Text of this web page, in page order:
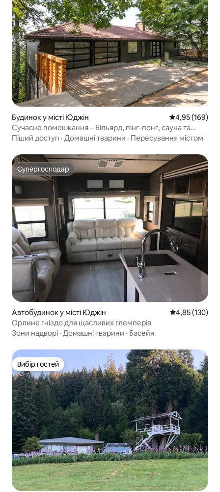
Будинок у місті Юджін Середня
4,95 (169)
Сучасне помешкання – Більярд, пінг-понг, сауна та
краєвиди!
Піший доступ · Домашні тварини · Пересування містом
Супергосподар
Супергосподар
Автобудинок у місті Юджін Середня
4,85 (130)
Орлине гніздо для щасливих глемперів
Зони надворі · Домашні тварини · Басейн
Вибір гостей
Вибір гостей